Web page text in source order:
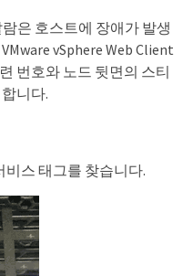
은 호스트에 장애가 발생
vSphere Web Client
번호와 노드 뒷면의 스티
니다.
비스 태그를 찾습니다.